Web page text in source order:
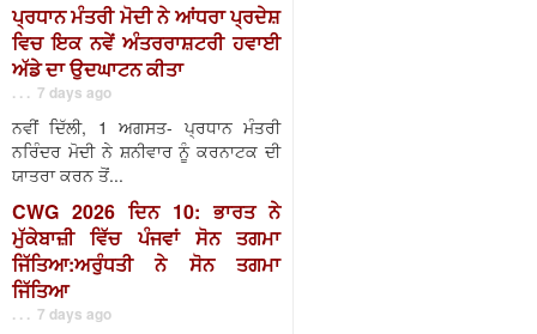
ਪ੍ਰਧਾਨ ਮੰਤਰੀ ਮੋਦੀ ਨੇ ਆਂਧਰਾ ਪ੍ਰਦੇਸ਼
ਵਿਚ ਇਕ ਨਵੇਂ ਅੰਤਰਰਾਸ਼ਟਰੀ ਹਵਾਈ
ਅੱਡੇ ਦਾ ਉਦਘਾਟਨ ਕੀਤਾ
. . . 7 days ago
ਨਵੀਂ ਦਿੱਲੀ, 1 ਅਗਸਤ- ਪ੍ਰਧਾਨ ਮੰਤਰੀ
ਨਰਿੰਦਰ ਮੋਦੀ ਨੇ ਸ਼ਨੀਵਾਰ ਨੂੰ ਕਰਨਾਟਕ ਦੀ
ਯਾਤਰਾ ਕਰਨ ਤੋਂ...
CWG 2026 ਦਿਨ 10: ਭਾਰਤ ਨੇ
ਮੁੱਕੇਬਾਜ਼ੀ ਵਿੱਚ ਪੰਜਵਾਂ ਸੋਨ ਤਗਮਾ
ਜਿੱਤਿਆ:ਅਰੁੰਧਤੀ ਨੇ ਸੋਨ ਤਗਮਾ
ਜਿੱਤਿਆ
. . . 7 days ago